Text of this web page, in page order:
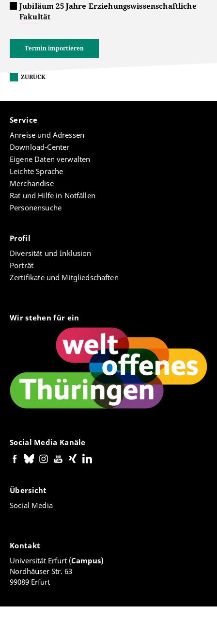
Jubiläum 25 Jahre Erziehungswissenschaftliche
Fakultät
Termin importieren
ZURÜCK
Service
Anreise und Adressen
Download-Center
Eigene Daten verwalten
Leichte Sprache
Merchandise
Rat und Hilfe in Notfällen
Personensuche
Profil
Diversität und Inklusion
Porträt
Zertifikate und Mitgliedschaften
Wir stehen für ein
Social Media Kanäle
Übersicht
Social Media
Kontakt
Universität Erfurt (Campus)
Nordhäuser Str. 63
99089 Erfurt